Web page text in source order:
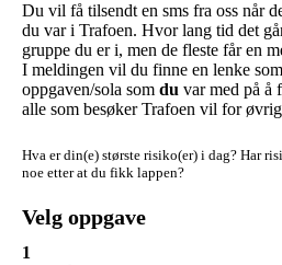
Du vil få tilsendt en sms fra oss når
du var i Trafoen. Hvor lang tid det
gruppe du er i, men de fleste får en
I meldingen vil du finne en lenke
oppgaven/sola som du var med på å
alle som besøker Trafoen vil for
Hva er din(e) største risiko(er) i dag? Har
noe etter at du fikk lappen?
Velg oppgave
1